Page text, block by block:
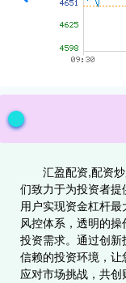
汇盈配资,配资
们致力于为投资者
用户实现资金杠杆
风控体系，透明的
投资需求。通过创
信赖的投资环境，
应对市场挑战，共创